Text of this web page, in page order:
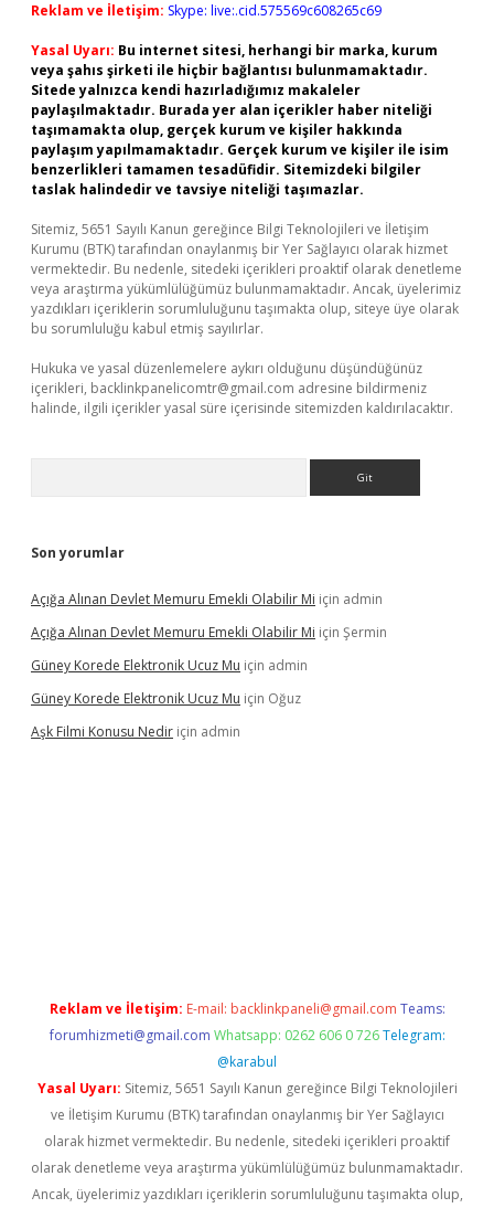
Reklam ve İletişim: Skype: live:.cid.575569c608265c69
Yasal Uyarı: Bu internet sitesi, herhangi bir marka, kurum
veya şahıs şirketi ile hiçbir bağlantısı bulunmamaktadır.
Sitede yalnızca kendi hazırladığımız makaleler
paylaşılmaktadır. Burada yer alan içerikler haber niteliği
taşımamakta olup, gerçek kurum ve kişiler hakkında
paylaşım yapılmamaktadır. Gerçek kurum ve kişiler ile isim
benzerlikleri tamamen tesadüfidir. Sitemizdeki bilgiler
taslak halindedir ve tavsiye niteliği taşımazlar.
Sitemiz, 5651 Sayılı Kanun gereğince Bilgi Teknolojileri ve İletişim
Kurumu (BTK) tarafından onaylanmış bir Yer Sağlayıcı olarak hizmet
vermektedir. Bu nedenle, sitedeki içerikleri proaktif olarak denetleme
veya araştırma yükümlülüğümüz bulunmamaktadır. Ancak, üyelerimiz
yazdıkları içeriklerin sorumluluğunu taşımakta olup, siteye üye olarak
bu sorumluluğu kabul etmiş sayılırlar.
Hukuka ve yasal düzenlemelere aykırı olduğunu düşündüğünüz
içerikleri, backlinkpanelicomtr@gmail.com adresine bildirmeniz
halinde, ilgili içerikler yasal süre içerisinde sitemizden kaldırılacaktır.
Son yorumlar
Açığa Alınan Devlet Memuru Emekli Olabilir Mi için admin
Açığa Alınan Devlet Memuru Emekli Olabilir Mi için Şermin
Güney Korede Elektronik Ucuz Mu için admin
Güney Korede Elektronik Ucuz Mu için Oğuz
Aşk Filmi Konusu Nedir için admin
Reklam ve İletişim: E-mail: backlinkpaneli@gmail.com Teams:
forumhizmeti@gmail.com Whatsapp: 0262 606 0 726 Telegram:
@karabul
Yasal Uyarı: Sitemiz, 5651 Sayılı Kanun gereğince Bilgi Teknolojileri
ve İletişim Kurumu (BTK) tarafından onaylanmış bir Yer Sağlayıcı
olarak hizmet vermektedir. Bu nedenle, sitedeki içerikleri proaktif
olarak denetleme veya araştırma yükümlülüğümüz bulunmamaktadır.
Ancak, üyelerimiz yazdıkları içeriklerin sorumluluğunu taşımakta olup,